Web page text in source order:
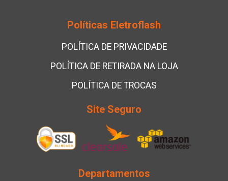
Políticas Eletroflash
POLÍTICA DE PRIVACIDADE
POLÍTICA DE RETIRADA NA LOJA
POLÍTICA DE TROCAS
Site Seguro
Departamentos